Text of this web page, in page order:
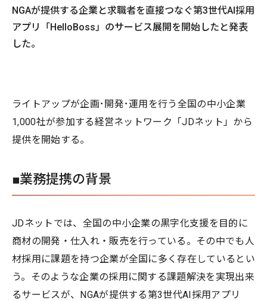
NGAが提供する企業と求職者を直接つなぐ第3世代AI採用
アプリ「HelloBoss」のサービス展開を開始したと発表
した。
ライトアップが企画･開発･運用を行う全国の中小企業
1,000社が参加する経営ネットワーク「JDネット」から
提供を開始する。
■業務提携の背景
JDネットでは、全国の中小企業の黒字化支援を目的に
商材の開発・仕入れ・販売を行っている。その中でも人
材採用に課題を持つ企業が全国に多く存在しているとい
う。そのような企業の採用に関する課題解決を実現出来
るサービスが、NGAが提供する第3世代AI採用アプリ